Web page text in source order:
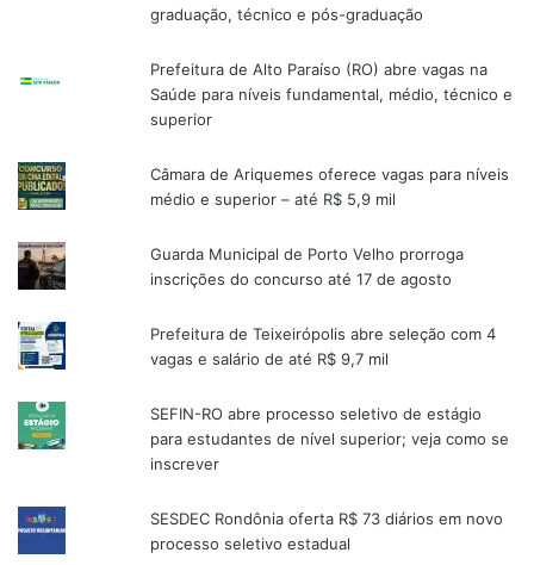
graduação, técnico e pós-graduação
Prefeitura de Alto Paraíso (RO) abre vagas na
Saúde para níveis fundamental, médio, técnico e
superior
Câmara de Ariquemes oferece vagas para níveis
médio e superior – até R$ 5,9 mil
Guarda Municipal de Porto Velho prorroga
inscrições do concurso até 17 de agosto
Prefeitura de Teixeirópolis abre seleção com 4
vagas e salário de até R$ 9,7 mil
SEFIN-RO abre processo seletivo de estágio
para estudantes de nível superior; veja como se
inscrever
SESDEC Rondônia oferta R$ 73 diários em novo
processo seletivo estadual